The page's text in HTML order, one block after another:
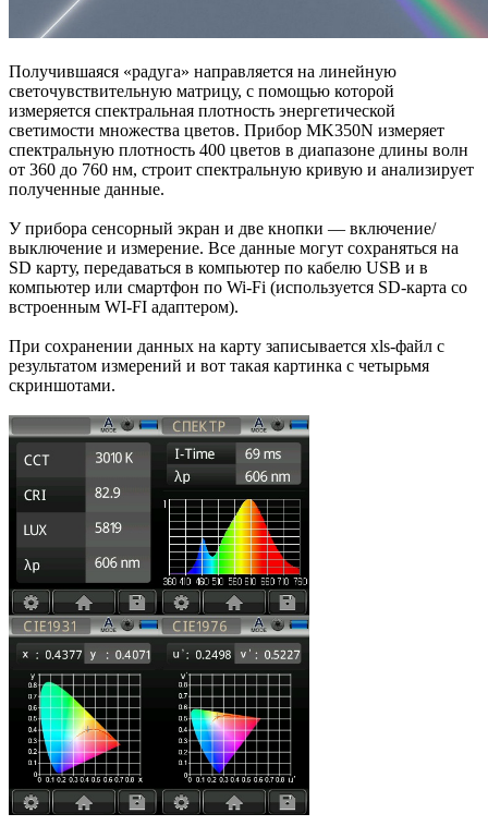
Получившаяся «радуга» направляется на линейную
светочувствительную матрицу, с помощью которой
измеряется спектральная плотность энергетической
светимости множества цветов. Прибор MK350N измеряет
спектральную плотность 400 цветов в диапазоне длины волн
от 360 до 760 нм, строит спектральную кривую и анализирует
полученные данные.
У прибора сенсорный экран и две кнопки — включение/
выключение и измерение. Все данные могут сохраняться на
SD карту, передаваться в компьютер по кабелю USB и в
компьютер или смартфон по Wi-Fi (используется SD-карта со
встроенным WI-FI адаптером).
При сохранении данных на карту записывается xls-файл с
результатом измерений и вот такая картинка с четырьмя
скриншотами.